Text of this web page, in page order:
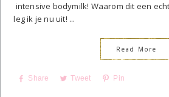
intensive bodymilk! Waarom dit een
leg ik je nu uit! ...
Read More
Share Tweet Pin